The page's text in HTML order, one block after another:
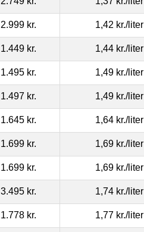
2.999 kr. 1,42 kr./liter
1.449 kr. 1,44 kr./liter
1.495 kr. 1,49 kr./liter
1.497 kr. 1,49 kr./liter
1.645 kr. 1,64 kr./liter
1.699 kr. 1,69 kr./liter
1.699 kr. 1,69 kr./liter
3.495 kr. 1,74 kr./liter
1.778 kr. 1,77 kr./liter